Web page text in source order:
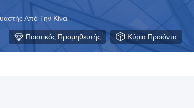
Από Την Κίνα
Ποιοτικός Προμηθευτής Κύρια Προϊόντα